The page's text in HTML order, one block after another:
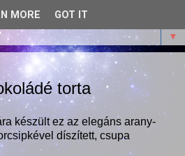
marcipánnal, csokival.
▼
torta
készült ez az elegáns arany-
díszített, csupa
MORE GOT IT